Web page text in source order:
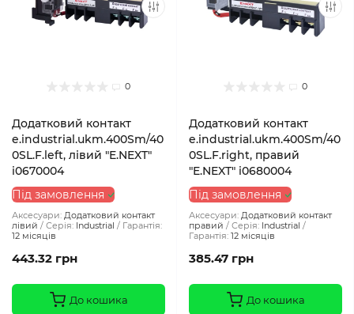
0
Додатковий контакт
e.industrial.ukm.400Sm/40
0SL.F.left, лівий "E.NEXT"
i0670004
Під замовлення
Аксесуари: Додатковий контакт
лівий
Серія: Industrial
Гарантія:
12 місяців
443.32 грн
До кошика
0
Додатковий контакт
e.industrial.ukm.400Sm/40
0SL.F.right, правий
"E.NEXT" i0680004
Під замовлення
Аксесуари: Додатковий контакт
правий
Серія: Industrial
Гарантія: 12 місяців
385.47 грн
До кошика